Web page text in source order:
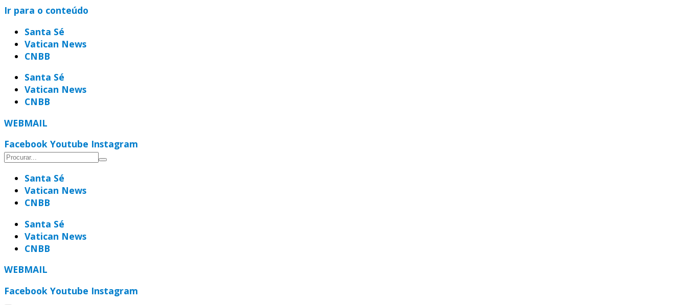
Ir para o conteúdo
Santa Sé
Vatican News
CNBB
Santa Sé
Vatican News
CNBB
WEBMAIL
Facebook Youtube Instagram
Santa Sé
Vatican News
CNBB
Santa Sé
Vatican News
CNBB
WEBMAIL
Facebook Youtube Instagram